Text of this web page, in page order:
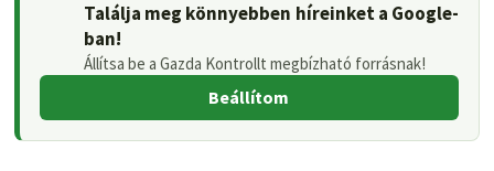
Találja meg könnyebben híreinket a Google-
ban!
Állítsa be a Gazda Kontrollt megbízható forrásnak!
Beállítom